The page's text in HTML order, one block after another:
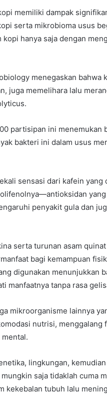
memiliki dampak
serta mikrobioma usus
hanya saja dengan
menegaskan bahwa
juga memelihara lalu
partisipan ini menemukan
bakteri ini dalam usus
sensasi dari kafein yang
penyakit gula dan
serta turunan asam
bagi kemampuan
digunakan menunjukkan
manfaatnya tanpa rasa
mikroorganisme lainnya
nutrisi, menggalang
lingkungan, kemudian
saja tidaklah cuma
kekebalan tubuh lalu